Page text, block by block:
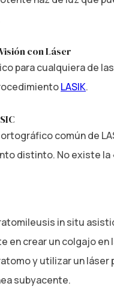
con Láser
para cualquiera de las
LASIK.
común de
distinto. No existe la
in situ
en crear un colgajo en
y utilizar un láser
subyacente.